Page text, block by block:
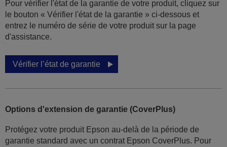
Pour vérifier l'état de la garantie de votre produit, cliquez sur
le bouton « Vérifier l'état de la garantie » ci-dessous et
entrez le numéro de série de votre produit sur la page
d'assistance.
Vérifier l’état de garantie
Options d'extension de garantie (CoverPlus)
Protégez votre produit Epson au-delà de la période de
garantie standard avec un contrat Epson CoverPlus. Pour